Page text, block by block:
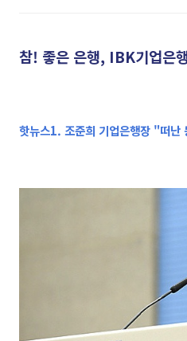
참! 좋은 은행, IBK기업은
핫뉴스1. 조준희 기업은행장 "떠난